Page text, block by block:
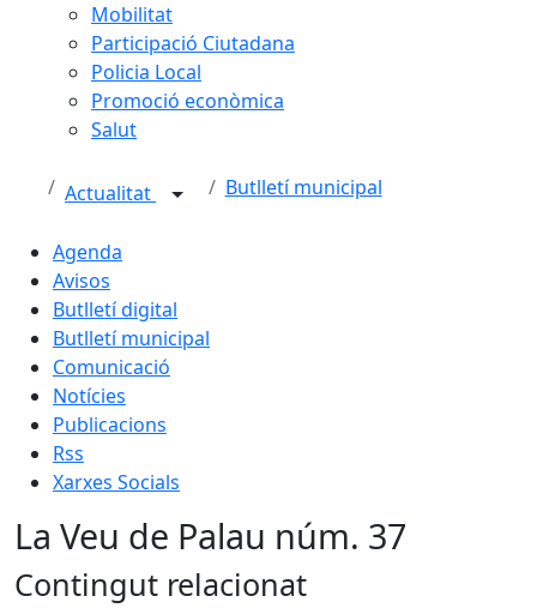
Mobilitat
Participació Ciutadana
Policia Local
Promoció econòmica
Salut
Actualitat Butlletí municipal
Agenda
Avisos
Butlletí digital
Butlletí municipal
Comunicació
Notícies
Publicacions
Rss
Xarxes Socials
La Veu de Palau núm. 37
Contingut relacionat